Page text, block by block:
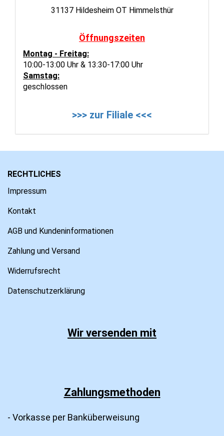
31137 Hildesheim OT Himmelsthür
Öffnungszeiten
Montag - Freitag:
10:00-13:00 Uhr & 13:30-17:00 Uhr
Samstag:
geschlossen
>>> zur Filiale <<<
RECHTLICHES
Impressum
Kontakt
AGB und Kundeninformationen
Zahlung und Versand
Widerrufsrecht
Datenschutzerklärung
Wir versenden mit
Zahlungsmethoden
- Vorkasse per Banküberweisung